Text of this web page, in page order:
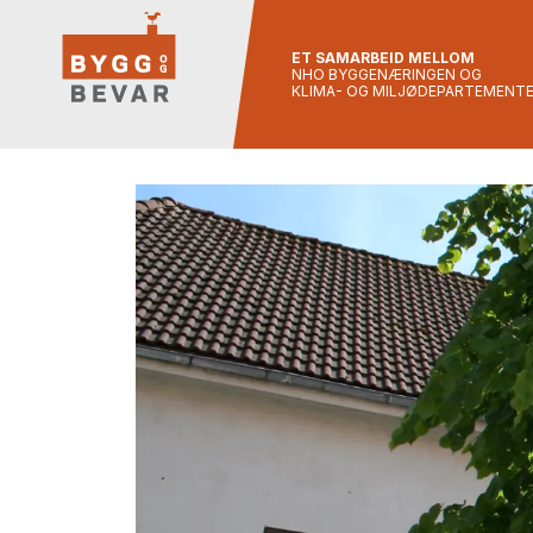
ET SAMARBEID MELLOM
NHO BYGGENÆRINGEN OG
KLIMA- OG